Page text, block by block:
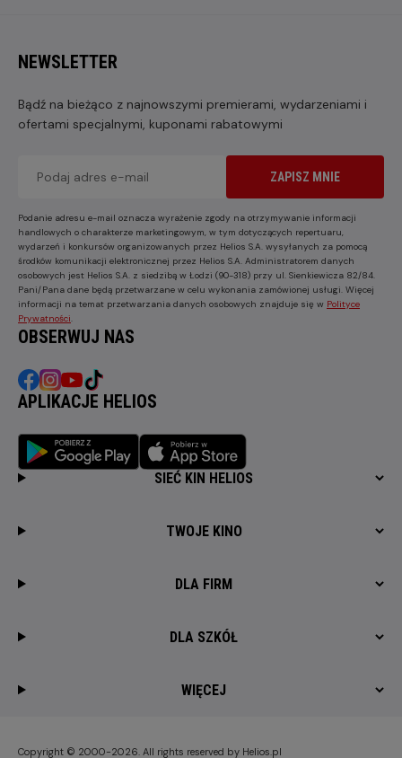
NEWSLETTER
Bądź na bieżąco z najnowszymi premierami, wydarzeniami i
ofertami specjalnymi, kuponami rabatowymi
ZAPISZ MNIE
Podanie adresu e-mail oznacza wyrażenie zgody na otrzymywanie informacji
handlowych o charakterze marketingowym, w tym dotyczących repertuaru,
wydarzeń i konkursów organizowanych przez Helios S.A. wysyłanych za pomocą
środków komunikacji elektronicznej przez Helios S.A. Administratorem danych
osobowych jest Helios S.A. z siedzibą w Łodzi (90-318) przy ul. Sienkiewicza 82/84.
Pani/Pana dane będą przetwarzane w celu wykonania zamówionej usługi. Więcej
informacji na temat przetwarzania danych osobowych znajduje się w Polityce
Prywatności
OBSERWUJ NAS
APLIKACJE HELIOS
SIEĆ KIN HELIOS
TWOJE KINO
DLA FIRM
DLA SZKÓŁ
WIĘCEJ
Copyright © 2000-2026. All rights reserved by Helios.pl